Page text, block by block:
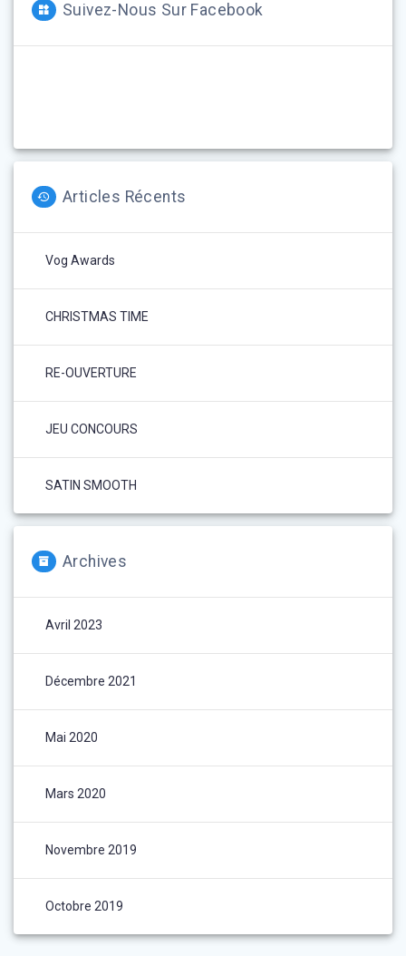
Suivez-Nous Sur Facebook
Articles Récents
Vog Awards
CHRISTMAS TIME
RE-OUVERTURE
JEU CONCOURS
SATIN SMOOTH
Archives
Avril 2023
Décembre 2021
Mai 2020
Mars 2020
Novembre 2019
Octobre 2019